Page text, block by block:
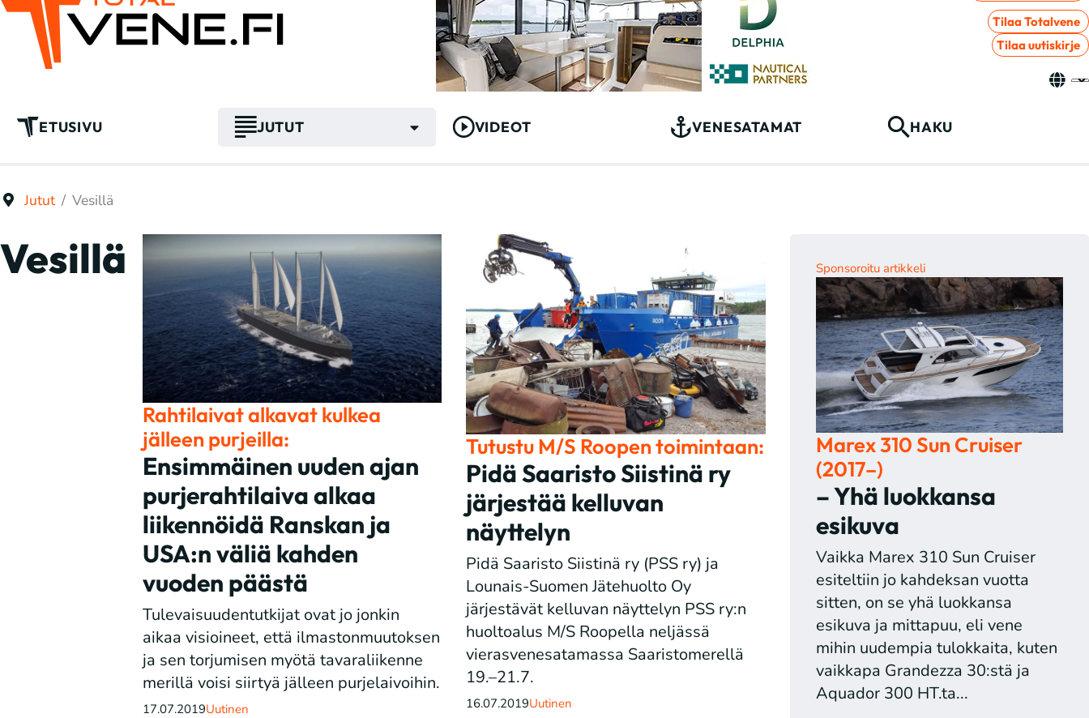
Tilaa Totalvene
Tilaa uutiskirje
ETUSIVU JUTUT VIDEOT VENESATAMAT HAKU
Jutut Vesillä
Vesillä
Rahtilaivat alkavat kulkea
jälleen purjeilla:
Ensimmäinen uuden ajan
purjerahtilaiva alkaa
liikennöidä Ranskan ja
USA:n väliä kahden
vuoden päästä
Tulevaisuudentutkijat ovat jo jonkin
aikaa visioineet, että ilmastonmuutoksen
ja sen torjumisen myötä tavaraliikenne
merillä voisi siirtyä jälleen purjelaivoihin.
17.07.2019Uutinen
Tutustu M/S Roopen toimintaan:
Pidä Saaristo Siistinä ry
järjestää kelluvan
näyttelyn
Pidä Saaristo Siistinä ry (PSS ry) ja
Lounais-Suomen Jätehuolto Oy
järjestävät kelluvan näyttelyn PSS ry:n
huoltoalus M/S Roopella neljässä
vierasvenesatamassa Saaristomerellä
19.–21.7.
16.07.2019Uutinen
Sponsoroitu artikkeli
Marex 310 Sun Cruiser
(2017–)
– Yhä luokkansa
esikuva
Vaikka Marex 310 Sun Cruiser
esiteltiin jo kahdeksan vuotta
sitten, on se yhä luokkansa
esikuva ja mittapuu, eli vene
mihin uudempia tulokkaita, kuten
vaikkapa Grandezza 30:stä ja
Aquador 300 HT.ta...